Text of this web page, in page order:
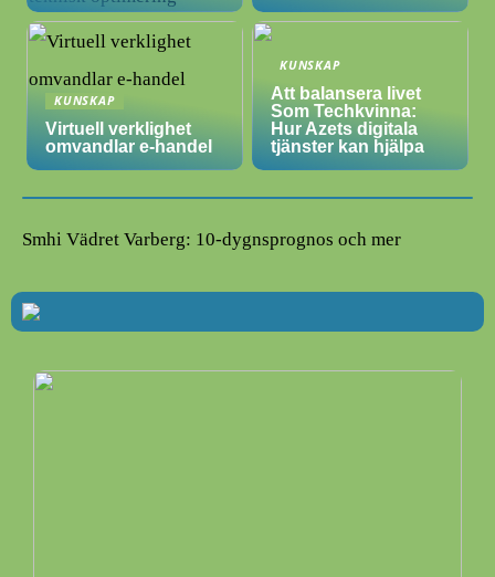
KUNSKAP
Virtuell verklighet
omvandlar e-handel
KUNSKAP
Att balansera livet
Som Techkvinna:
Hur Azets digitala
tjänster kan hjälpa
Smhi Vädret Varberg: 10-dygnsprognos och mer